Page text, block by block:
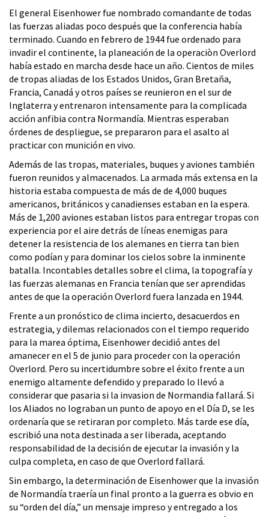
El general Eisenhower fue nombrado comandante de todas
las fuerzas aliadas poco después que la conferencia había
terminado. Cuando en febrero de 1944 fue ordenado para
invadir el continente, la planeación de la operaciòn Overlord
había estado en marcha desde hace un año. Cientos de miles
de tropas aliadas de los Estados Unidos, Gran Bretaña,
Francia, Canadá y otros países se reunieron en el sur de
Inglaterra y entrenaron intensamente para la complicada
acción anfibia contra Normandía. Mientras esperaban
órdenes de despliegue, se prepararon para el asalto al
practicar con munición en vivo.
Además de las tropas, materiales, buques y aviones también
fueron reunidos y almacenados. La armada más extensa en la
historia estaba compuesta de más de de 4,000 buques
americanos, británicos y canadienses estaban en la espera.
Más de 1,200 aviones estaban listos para entregar tropas con
experiencia por el aire detrás de líneas enemigas para
detener la resistencia de los alemanes en tierra tan bien
como podían y para dominar los cielos sobre la inminente
batalla. Incontables detalles sobre el clima, la topografía y
las fuerzas alemanas en Francia tenían que ser aprendidas
antes de que la operación Overlord fuera lanzada en 1944.
Frente a un pronóstico de clima incierto, desacuerdos en
estrategia, y dilemas relacionados con el tiempo requerido
para la marea óptima, Eisenhower decidió antes del
amanecer en el 5 de junio para proceder con la operación
Overlord. Pero su incertidumbre sobre el éxito frente a un
enemigo altamente defendido y preparado lo llevó a
considerar que pasaria si la invasion de Normandia fallará. Si
los Aliados no lograban un punto de apoyo en el Día D, se les
ordenaría que se retiraran por completo. Más tarde ese día,
escribió una nota destinada a ser liberada, aceptando
responsabilidad de la decisión de ejecutar la invasión y la
culpa completa, en caso de que Overlord fallará.
Sin embargo, la determinación de Eisenhower que la invasión
de Normandía traería un final pronto a la guerra es obvio en
su “orden del día,” un mensaje impreso y entregado a los